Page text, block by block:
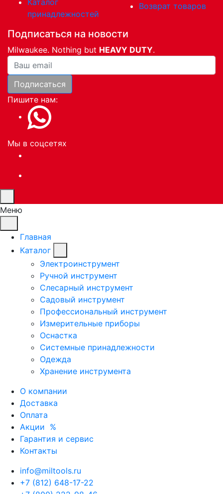
принадлежностей
Возврат товаров
Подписаться на новости
Milwaukee. Nothing but HEAVY DUTY.
Ваша почта
Подписаться
Пишите нам:
Мы в соцсетях
Меню
Главная
Каталог
Электроинструмент
Ручной инструмент
Слесарный инструмент
Садовый инструмент
Профессиональный инструмент
Измерительные приборы
Оснастка
Системные принадлежности
Одежда
Хранение инструмента
О компании
Доставка
Оплата
Акции %
Гарантия и сервис
Контакты
info@miltools.ru
+7 (812) 648-17-22